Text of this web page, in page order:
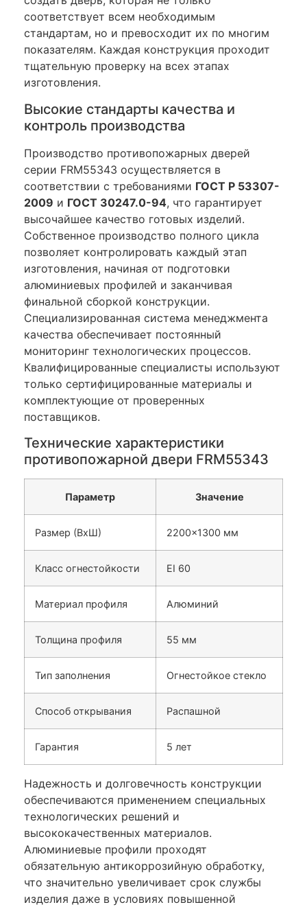
соответствует всем необходимым
стандартам, но и превосходит их по многим
показателям. Каждая конструкция проходит
тщательную проверку на всех этапах
изготовления.
Высокие стандарты качества и
контроль производства
Производство противопожарных дверей
серии FRM55343 осуществляется в
соответствии с требованиями ГОСТ Р 53307-
2009 и ГОСТ 30247.0-94, что гарантирует
высочайшее качество готовых изделий.
Собственное производство полного цикла
позволяет контролировать каждый этап
изготовления, начиная от подготовки
алюминиевых профилей и заканчивая
финальной сборкой конструкции.
Специализированная система менеджмента
качества обеспечивает постоянный
мониторинг технологических процессов.
Квалифицированные специалисты используют
только сертифицированные материалы и
комплектующие от проверенных
поставщиков.
Технические характеристики
противопожарной двери FRM55343
Параметр Значение
Размер (ВxШ) 2200×1300 мм
Класс огнестойкости EI 60
Материал профиля Алюминий
Толщина профиля 55 мм
Тип заполнения Огнестойкое стекло
Способ открывания Распашной
Гарантия 5 лет
Надежность и долговечность конструкции
обеспечиваются применением специальных
технологических решений и
высококачественных материалов.
Алюминиевые профили проходят
обязательную антикоррозийную обработку,
что значительно увеличивает срок службы
изделия даже в условиях повышенной